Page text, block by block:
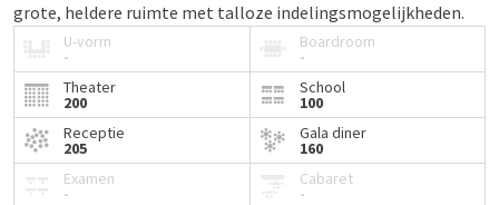
grote, heldere ruimte met talloze indelingsmogelijkheden.
Deze combinatie is bijzonder geschikt voor seminaries
opleidingen,presentaties,netwerkevents,receptiesen
dinners. Dankzij de professionele sfeer en flexibele opstelling
kan de zaal volledig worden afgestemd op de behoeften van
uw evenement.
U-vorm
-
Boardroom
-
Theater
200
School
100
Receptie
205
Gala diner
160
Examen
-
Cabaret
-